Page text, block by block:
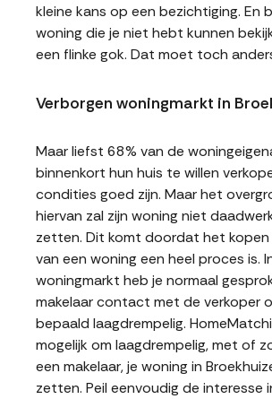
kleine kans op een bezichtiging. En
woning die je niet hebt kunnen
een flinke gok. Dat moet toch
Verborgen woningmarkt in
Maar liefst 68% van de
binnenkort hun huis te willen
condities goed zijn. Maar het
hiervan zal zijn woning niet
zetten. Dit komt doordat het kopen
van een woning een heel proces is.
woningmarkt heb je normaal
makelaar contact met de verkoper
bepaald laagdrempelig.
mogelijk om laagdrempelig, met of
een makelaar, je woning in
zetten. Peil eenvoudig de interesse